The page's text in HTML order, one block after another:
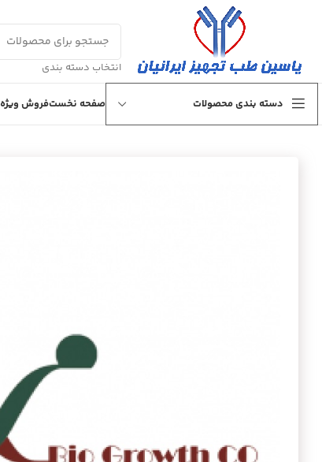
انتخاب دسته بندی
دسته بندی محصولات صفحه نخستفروش ویژه